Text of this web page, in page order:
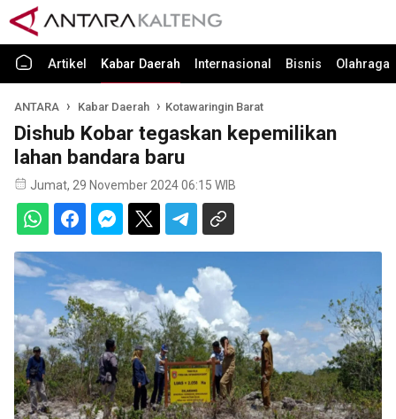
Artikel Kabar Daerah Internasional Bisnis Olahraga
ANTARA Kabar Daerah Kotawaringin Barat
Dishub Kobar tegaskan kepemilikan
lahan bandara baru
Jumat, 29 November 2024 06:15 WIB